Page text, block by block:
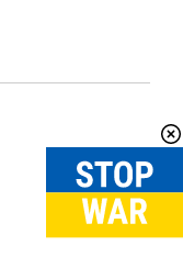
Вгору↑